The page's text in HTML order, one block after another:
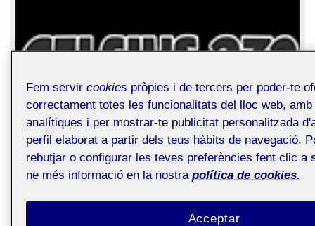
Fem servircookies pròpies i de tercers per poder-te
correctament totes les funcionalitats del lloc web,
analítiques i per mostrar-te publicitat personalitzada
perfil elaborat a partir dels teus hàbits de navegació.
rebutjar o configurar les teves preferències fent clic a
ne més informació en la nostra política de cookies.
Acceptar